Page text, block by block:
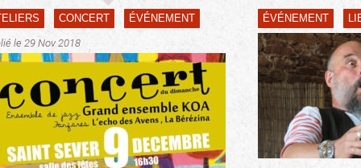
CONCERT ÉVÉNEMENT
le 29 Nov 2018
ÉVÉNEMENT